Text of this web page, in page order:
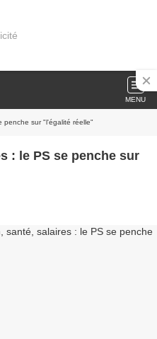
MENU
penche sur "l'égalité réelle"
: le PS se penche sur